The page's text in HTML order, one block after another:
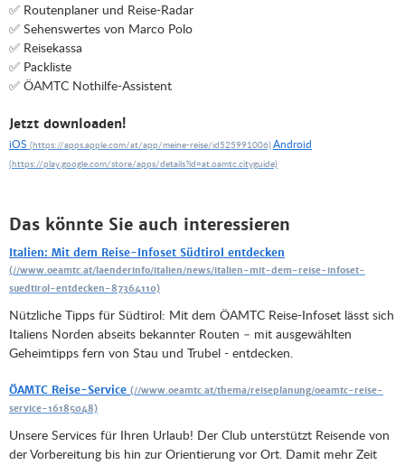
✅ Routenplaner und Reise-Radar
✅ Sehenswertes von Marco Polo
✅ Reisekassa
✅ Packliste
✅ ÖAMTC Nothilfe-Assistent
Jetzt downloaden!
iOS Android
Das könnte Sie auch interessieren
Italien: Mit dem Reise-Infoset Südtirol entdecken
Nützliche Tipps für Südtirol: Mit dem ÖAMTC Reise-Infoset lässt sich
Italiens Norden abseits bekannter Routen – mit ausgewählten
Geheimtipps fern von Stau und Trubel - entdecken.
ÖAMTC Reise-Service
Unsere Services für Ihren Urlaub! Der Club unterstützt Reisende von
der Vorbereitung bis hin zur Orientierung vor Ort. Damit mehr Zeit